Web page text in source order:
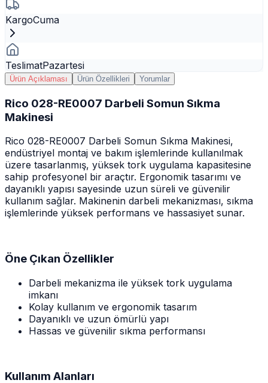
KargoCuma
TeslimatPazartesi
Ürün Açıklaması Ürün Özellikleri Yorumlar
Rico 028-RE0007 Darbeli Somun Sıkma
Makinesi
Rico 028-RE0007 Darbeli Somun Sıkma Makinesi,
endüstriyel montaj ve bakım işlemlerinde kullanılmak
üzere tasarlanmış, yüksek tork uygulama kapasitesine
sahip profesyonel bir araçtır. Ergonomik tasarımı ve
dayanıklı yapısı sayesinde uzun süreli ve güvenilir
kullanım sağlar. Makinenin darbeli mekanizması, sıkma
işlemlerinde yüksek performans ve hassasiyet sunar.
Öne Çıkan Özellikler
Darbeli mekanizma ile yüksek tork uygulama
imkanı
Kolay kullanım ve ergonomik tasarım
Dayanıklı ve uzun ömürlü yapı
Hassas ve güvenilir sıkma performansı
Kullanım Alanları